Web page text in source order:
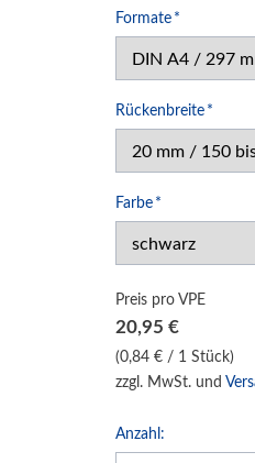
Bindestrips /
Klemm-Bindung
Leitz impressBind
Opus Metalbind
Classic Leinen
Art Weiß
Modern Leder
Style Leder
Techno Aluminium
Simple Channel
Zubehör
Pflichtfeld
Formate *
Pflichtfeld
Rückenbreite *
Pflichtfeld
Farbe *
Preis pro VPE
20,95 €
(0,84 € / 1 Stück)
zzgl. MwSt. und
Anzahl: